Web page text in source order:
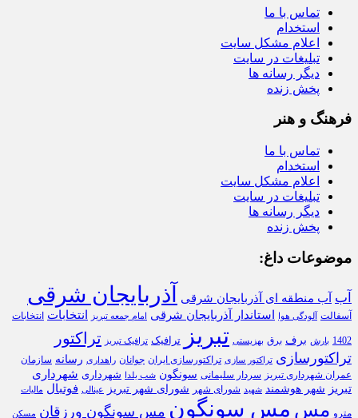
تماس با ما
استخدام
اعلام مشکل سایت
تبلیغات در سایت
دیگر رسانه ها
پخش زنده
فرهنگ و هنر
تماس با ما
استخدام
اعلام مشکل سایت
تبلیغات در سایت
دیگر رسانه ها
پخش زنده
موضوعات داغ:
آب آب منطقه ای آذربایجان شرقی آذربایجان شرقی
آسفالت آلودگی هوا استاندار آذربایجان شرقی امام جمعه تبریز انتخابات انتخابات
1402 بارش برف برق بهزیستی تبریز ترافیک ترافیک تبریز تراکتور
تراکتورسازی تراکتور سازی تراکتورسازی ایران جوانان راهداری رسانه سازمان
عمران شهرداری تبریز سردار سلیمانی سونگون شب یلدا شهرداری شهرداری
تبریز شهر هوشمند شهید شورای شهر شورای شهر تبریز عینالی فوتبال مالیات
مترو مس مس سونگون مس سونگون ورزقان مسکن